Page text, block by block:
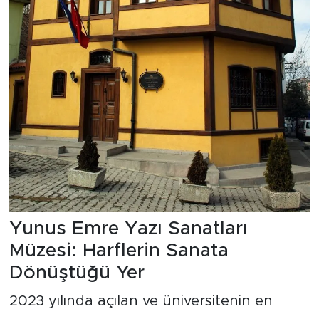
Yunus Emre Yazı Sanatları
Müzesi: Harflerin Sanata
Dönüştüğü Yer
2023 yılında açılan ve üniversitenin en